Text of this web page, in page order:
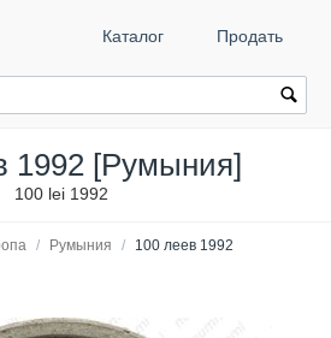
Каталог Продать
1992 [Румыния]
100 lei 1992
/ Румыния /
100 леев 1992